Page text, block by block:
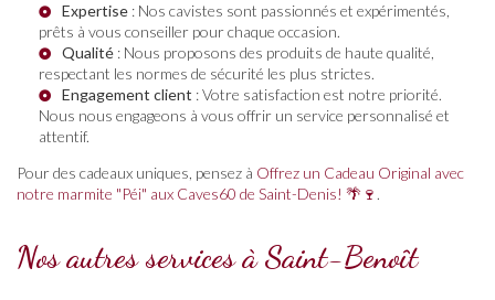
Expertise : Nos cavistes sont passionnés et expérimentés,
prêts à vous conseiller pour chaque occasion.
Qualité : Nous proposons des produits de haute qualité,
respectant les normes de sécurité les plus strictes.
Engagement client : Votre satisfaction est notre priorité.
Nous nous engageons à vous offrir un service personnalisé et
attentif.
Pour des cadeaux uniques, pensez à Offrez un Cadeau Original avec
notre marmite "Péi" aux Caves60 de Saint-Denis! 🌴🍷 .
Nos autres services à Saint-Benoît